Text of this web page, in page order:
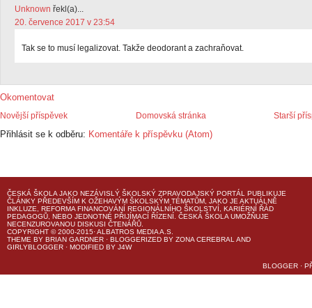
Unknown řekl(a)...
20. července 2017 v 23:54
Tak se to musí legalizovat. Takže deodorant a zachraňovat.
Okomentovat
Novější příspěvek Starší
Domovská stránka
Přihlásit se k odběru: Komentáře k příspěvku (Atom)
ČESKÁ ŠKOLA JAKO NEZÁVISLÝ ŠKOLSKÝ ZPRAVODAJSKÝ PORTÁL PUBLIKUJE
ČLÁNKY PŘEDEVŠÍM K OŽEHAVÝM ŠKOLSKÝM TÉMATŮM, JAKO JE AKTUÁLNĚ
INKLUZE, REFORMA FINANCOVÁNÍ REGIONÁLNÍHO ŠKOLSTVÍ, KARIÉRNÍ ŘÁD
PEDAGOGŮ, NEBO JEDNOTNÉ PŘIJÍMACÍ ŘÍZENÍ. ČESKÁ ŠKOLA UMOŽŇUJE
NECENZUROVANOU DISKUSI ČTENÁŘŮ.
COPYRIGHT © 2000-2015· ALBATROS MEDIA A.S.
THEME BY BRIAN GARDNER · BLOGGERIZED BY ZONA CEREBRAL AND
GIRLYBLOGGER · MODIFIED BY J4W
BLOGGER ·